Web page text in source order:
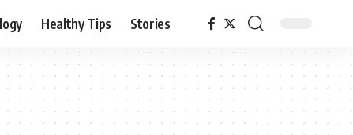
Healthy Tips Stories